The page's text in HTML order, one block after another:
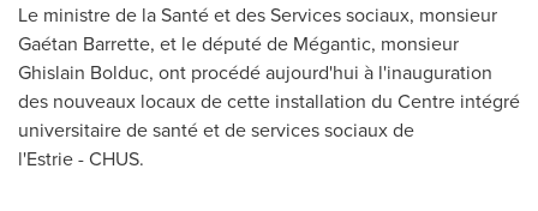
Le ministre de la Santé et des Services sociaux, monsieur
Gaétan Barrette, et le député de Mégantic, monsieur
Ghislain Bolduc, ont procédé aujourd'hui à l'inauguration
des nouveaux locaux de cette installation du Centre intégré
universitaire de santé et de services sociaux de
l'Estrie - CHUS.